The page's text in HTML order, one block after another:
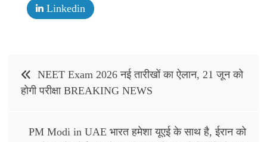
Linkedin
Post
navigation
NEET Exam 2026 नई तारीखों का ऐलान, 21 जून को
होगी परीक्षा BREAKING NEWS
PM Modi in UAE भारत हमेशा यूएई के साथ है, ईरान को